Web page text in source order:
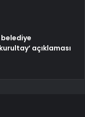
belediye
açıklaması